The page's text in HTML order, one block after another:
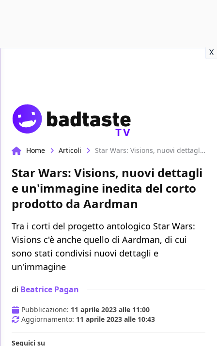
X
TV
Home Articoli Star Wars: Visions, nuovi dettagli e un'immagine inedita del corto prodotto da Aardman
Star Wars: Visions, nuovi dettagli
e un'immagine inedita del corto
prodotto da Aardman
Tra i corti del progetto antologico Star Wars:
Visions c'è anche quello di Aardman, di cui
sono stati condivisi nuovi dettagli e
un'immagine
di Beatrice Pagan
Pubblicazione: 11 aprile 2023 alle 11:00
Aggiornamento: 11 aprile 2023 alle 10:43
Seguici su